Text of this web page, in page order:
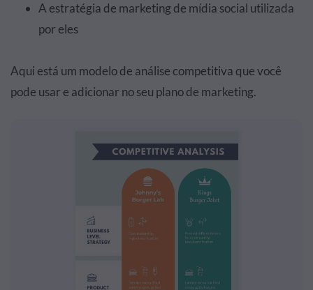
A estratégia de marketing de mídia social utilizada
por eles
Aqui está um modelo de análise competitiva que você
pode usar e adicionar no seu plano de marketing.